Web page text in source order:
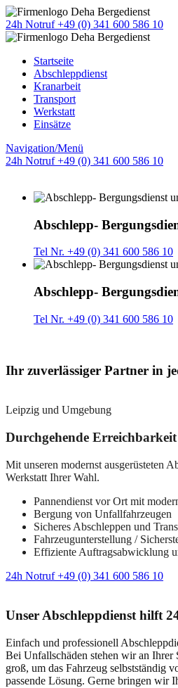
24h Notruf +49 (0) 341 600 586 10
Startseite
Abschleppdienst
Kranarbeit
Transport
Werkstatt
Einsätze
Navigation/Menü
24h Notruf +49 (0) 341 600 586 10
Abschlepp-
Tel Nr. +49 (0) 341 600 586 10
Abschlepp-
Tel Nr. +49 (0) 341 600 586 10
Ihr zuverlässiger Partner in
Leipzig und Umgebung
Durchgehende Erreichbarkeit
Mit unseren modernst ausgerüsteten
Werkstatt Ihrer Wahl.
Pannendienst vor Ort mit
Bergung von Unfallfahrzeugen
Sicheres Abschleppen und
Fahrzeugunterstellung /
Effiziente Auftragsabwicklung
24h Notruf +49 (0) 341 600 586 10
Unser Abschleppdienst hilft
Einfach und professionell
Bei Unfallschäden stehen wir an Ihrer
groß, um das Fahrzeug selbstständig
passende Lösung. Gerne bringen wir